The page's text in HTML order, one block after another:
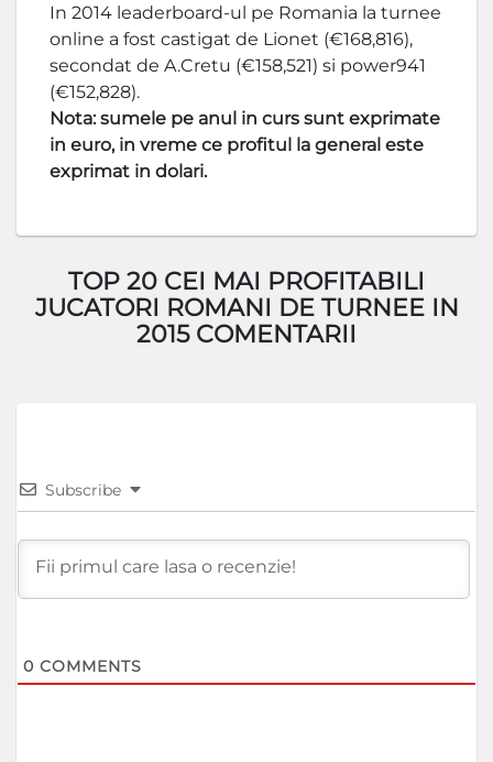
In 2014 leaderboard-ul pe Romania la turnee
online a fost castigat de Lionet (€168,816),
secondat de A.Cretu (€158,521) si power941
(€152,828).
Nota: sumele pe anul in curs sunt exprimate
in euro, in vreme ce profitul la general este
exprimat in dolari.
TOP 20 CEI MAI PROFITABILI
JUCATORI ROMANI DE TURNEE IN
2015 COMENTARII
Subscribe
0 COMMENTS